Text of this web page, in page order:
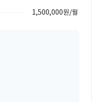
1,500,000원/월